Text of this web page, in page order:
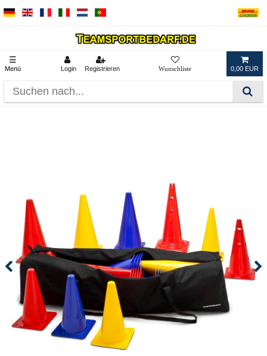
☰
Menü Login Registrieren 0,00 EUR